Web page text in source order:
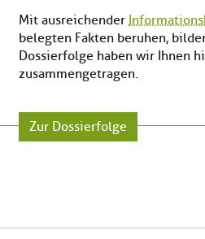
Mit ausreichender
belegten Fakten beruhen,
Dossierfolge haben wir Ihnen
zusammengetragen.
Zur Dossierfolge